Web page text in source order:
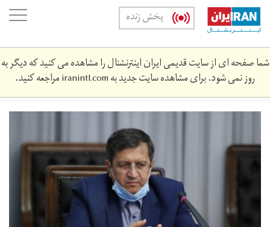
Skip
main
content
پخش زنده
شما صفحه ای از سایت قدیمی ایران اینترنشنال را مشاهده می کنید که دیگر به
روز نمی شود. برای مشاهده سایت جدید بهiranintl.comمراجعه کنید.
hemati-
bank-
10.‎1399-
346-
2.jpg